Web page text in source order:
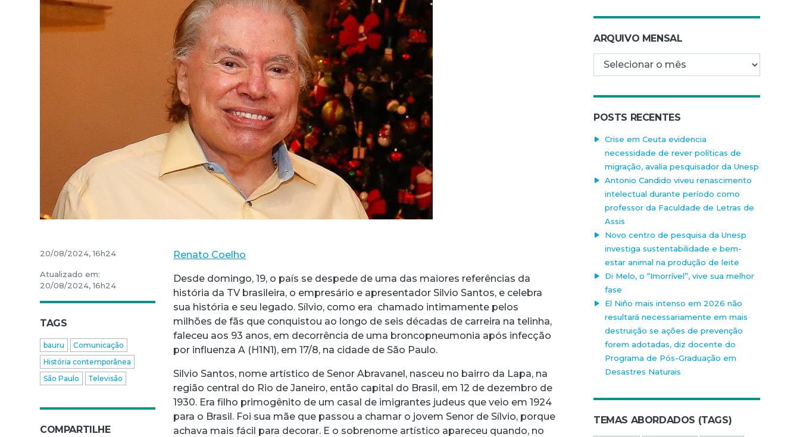
Renato Coelho
Desde domingo, 19, o país se despede de uma das maiores referências da
história da TV brasileira, o empresário e apresentador Silvio Santos, e celebra
sua história e seu legado. Sílvio, como era chamado intimamente pelos
milhões de fãs que conquistou ao longo de seis décadas de carreira na telinha,
faleceu aos 93 anos, em decorrência de uma broncopneumonia após infecção
por influenza A (H1N1), em 17/8, na cidade de São Paulo.
Silvio Santos, nome artístico de Senor Abravanel, nasceu no bairro da Lapa, na
região central do Rio de Janeiro, então capital do Brasil, em 12 de dezembro de
1930. Era filho primogênito de um casal de imigrantes judeus que veio em 1924
para o Brasil. Foi sua mãe que passou a chamar o jovem Senor de Sílvio, porque
achava mais fácil para decorar. E o sobrenome artístico apareceu quando, no
20/08/2024, 16h24
Atualizado em:
20/08/2024, 16h24
TAGS
bauru
Comunicação
História contemporânea
São Paulo
Televisão
COMPARTILHE
ARQUIVO MENSAL
Arquivo mensal
POSTS RECENTES
Crise em Ceuta evidencia
necessidade de rever políticas de
migração, avalia pesquisador da Unesp
Antonio Candido viveu renascimento
intelectual durante período como
professor da Faculdade de Letras de
Assis
Novo centro de pesquisa da Unesp
investiga sustentabilidade e bem-
estar animal na produção de leite
Di Melo, o “Imorrível”, vive sua melhor
fase
El Niño mais intenso em 2026 não
resultará necessariamente em mais
destruição se ações de prevenção
forem adotadas, diz docente do
Programa de Pós-Graduação em
Desastres Naturais
TEMAS ABORDADOS (TAGS)